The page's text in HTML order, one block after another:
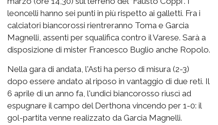
leoncelli hanno sei punti in più rispetto ai galletti. Fra i
calciatori biancorossi rientreranno Toma e Garcia
Magnelli, assenti per squalifica contro il Varese. Sarà a
disposizione di mister Francesco Buglio anche Ropolo.
Nella gara di andata, l'Asti ha perso di misura (2-3)
dopo essere andato al riposo in vantaggio di due reti. Il
6 aprile di un anno fa, l'undici biancorosso riuscì ad
espugnare il campo del Derthona vincendo per 1-0: il
gol-partita venne realizzato da Garcia Magnelli.